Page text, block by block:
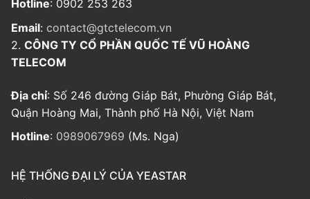
Hotline: 0902 253 263
Email: contact@gtctelecom.vn
2. CÔNG TY CỔ PHẦN QUỐC TẾ VŨ HOÀNG
TELECOM
Địa chỉ: Số 246 đường Giáp Bát, Phường Giáp Bát,
Quận Hoàng Mai, Thành phố Hà Nội, Việt Nam
Hotline: 0989067969 (Ms. Nga)
HỆ THỐNG ĐẠI LÝ CỦA YEASTAR